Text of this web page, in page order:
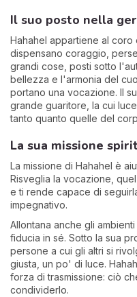
Il suo posto nella
Hahahel appartiene al coro
dispensano coraggio,
grandi cose, posti sotto
bellezza e l'armonia del
portano una vocazione. Il
grande guaritore, la cui
tanto quanto quelle del
La sua missione
La missione di Hahahel è
Risveglia la vocazione,
e ti rende capace di
impegnativo.
Allontana anche gli
fiducia in sé. Sotto la sua
persone a cui gli altri si
giusta, un po' di luce.
forza di trasmissione: ciò
condividerlo.